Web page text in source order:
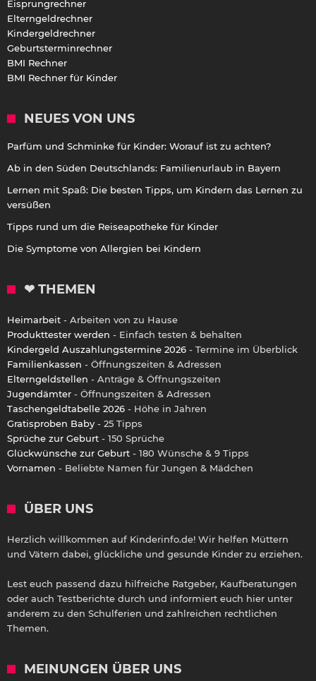
Eisprungrechner
Elterngeldrechner
Kindergeldrechner
Geburtsterminrechner
BMI Rechner
BMI Rechner für Kinder
NEUES VON UNS
Parfüm und Schminke für Kinder: Worauf ist zu achten?
Ab in den Süden Deutschlands: Familienurlaub in Bayern
Lernen mit Spaß: Die besten Tipps, um Kindern das Lernen zu
versüßen
Tipps rund um die Reiseapotheke für Kinder
Die Symptome von Allergien bei Kindern
❤ THEMEN
Heimarbeit - Arbeiten von zu Hause
Produkttester werden - Einfach testen & behalten
Kindergeld Auszahlungstermine 2026 - Termine im Überblick
Familienkassen - Öffnungszeiten & Adressen
Elterngeldstellen - Anträge & Öffnungszeiten
Jugendämter - Öffnungszeiten & Adressen
Taschengeldtabelle 2026 - Höhe in Jahren
Gratisproben Baby - 25 Tipps
Sprüche zur Geburt - 150 Sprüche
Glückwünsche zur Geburt - 180 Wünsche & 9 Tipps
Vornamen - Beliebte Namen für Jungen & Mädchen
ÜBER UNS
Herzlich willkommen auf Kinderinfo.de! Wir helfen Müttern
und Vätern dabei, glückliche und gesunde Kinder zu erziehen.
Lest euch passend dazu hilfreiche Ratgeber, Kaufberatungen
oder auch Testberichte durch und informiert euch hier unter
anderem zu den Schulferien und zahlreichen rechtlichen
Themen.
MEINUNGEN ÜBER UNS